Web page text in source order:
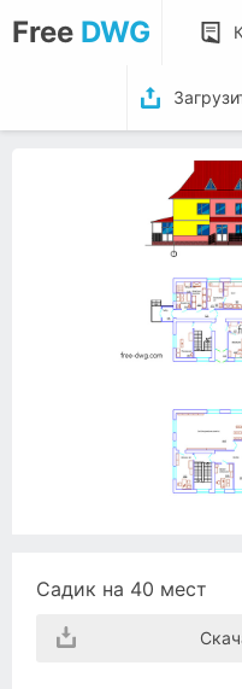
Free DWG
Садик на 40 мест